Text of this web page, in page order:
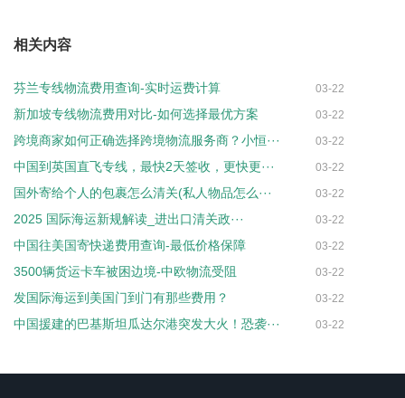
相关内容
芬兰专线物流费用查询-实时运费计算 03-22
新加坡专线物流费用对比-如何选择最优方案 03-22
跨境商家如何正确选择跨境物流服务商？小恒··· 03-22
中国到英国直飞专线，最快2天签收，更快更··· 03-22
国外寄给个人的包裹怎么清关(私人物品怎么··· 03-22
2025 国际海运新规解读_进出口清关政··· 03-22
中国往美国寄快递费用查询-最低价格保障 03-22
3500辆货运卡车被困边境-中欧物流受阻 03-22
发国际海运到美国门到门有那些费用？ 03-22
中国援建的巴基斯坦瓜达尔港突发大火！恐袭··· 03-22